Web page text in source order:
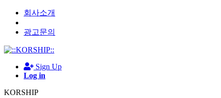
회사소개
광고문의
Sign Up
Log in
KORSHIP